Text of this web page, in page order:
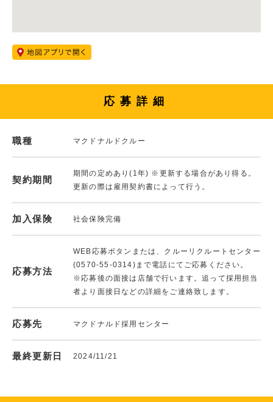
応募詳細
職種 マクドナルドクルー
契約期間
期間の定めあり(1年) ※更新する場合があり得る。
更新の際は雇用契約書によって行う。
加入保険 社会保険完備
応募方法
WEB応募ボタンまたは、クルーリクルートセンター
(0570-55-0314)まで電話にてご応募ください。
※応募後の面接は店舗で行います。追って採用担当
者より面接日などの詳細をご連絡致します。
応募先 マクドナルド採用センター
最終更新日 2024/11/21